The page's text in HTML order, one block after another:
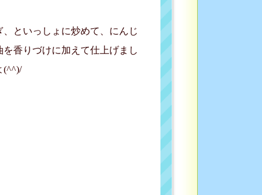
といっしょに炒めて、にんじ
香りづけに加えて仕上げまし
(^^)/